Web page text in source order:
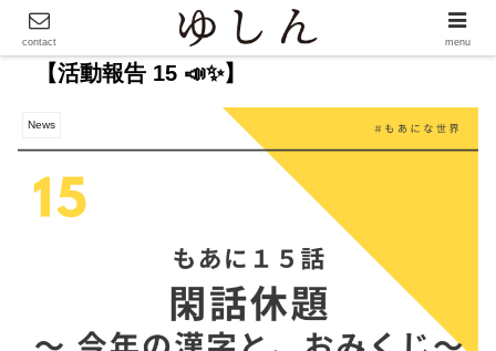
【活動報告 15 📣✨】
News
contact menu